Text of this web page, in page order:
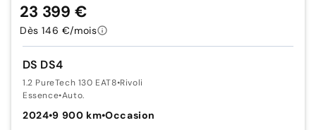
DS DS4
1.2 PureTech 130 EAT8•Rivoli
Essence•Auto.
2024•9 900 km•Occasion
23 399 €
Dès 146 €/mois